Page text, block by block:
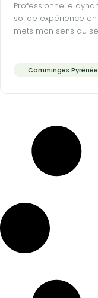
Professionnelle
solide expérience
mets mon sens du
Comminges